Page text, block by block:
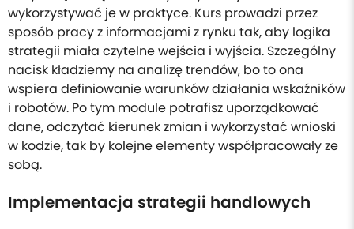
wykorzystywać je w praktyce. Kurs prowadzi przez
sposób pracy z informacjami z rynku tak, aby logika
strategii miała czytelne wejścia i wyjścia. Szczególny
nacisk kładziemy na analizę trendów, bo to ona
wspiera definiowanie warunków działania wskaźników
i robotów. Po tym module potrafisz uporządkować
dane, odczytać kierunek zmian i wykorzystać wnioski
w kodzie, tak by kolejne elementy współpracowały ze
sobą.
Implementacja strategii handlowych